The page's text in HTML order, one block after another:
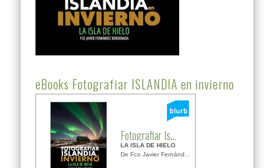
eBooks Fotografiar ISLANDIA en invierno
Fotografiar Is...
LA ISLA DE HIELO
De Fco Javier Fernánd...